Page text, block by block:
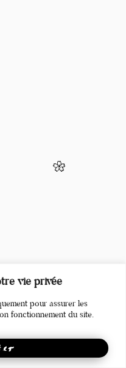
vie privée
pour assurer les
fonctionnement du site.